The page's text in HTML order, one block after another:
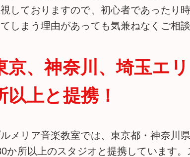
しておりますので、初心者であったり
しまう理由があっても気兼ねなくご相談
京、神奈川、埼玉エ
以上と提携！
メリア音楽教室では、東京都・神奈川
か所以上のスタジオと提携しています